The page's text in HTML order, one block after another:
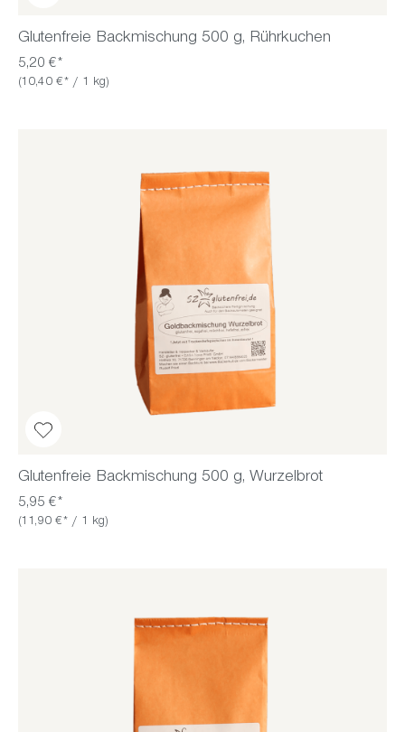
Glutenfreie Backmischung 500 g, Rührkuchen
5,20 €*
(10,40 €* / 1 kg)
Glutenfreie Backmischung 500 g, Wurzelbrot
5,95 €*
(11,90 €* / 1 kg)